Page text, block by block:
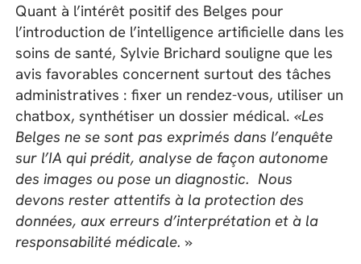
Quant à l’intérêt positif des Belges pour
l’introduction de l’intelligence artificielle dans les
soins de santé, Sylvie Brichard souligne que les
avis favorables concernent surtout des tâches
administratives : fixer un rendez-vous, utiliser un
chatbox, synthétiser un dossier médical.«Les
Belges ne se sont pas exprimés dans l’enquête
sur l’IA qui prédit, analyse de façon autonome
des images ou pose un diagnostic. Nous
devons rester attentifs à la protection des
données, aux erreurs d’interprétation et à la
responsabilité médicale. »